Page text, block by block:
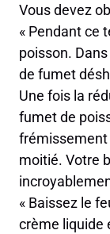
Vous devez
« Pendant ce
poisson.
de fumet
Une fois la
fumet de
frémissement
moitié. Votre
« Baissez le
crème liquide